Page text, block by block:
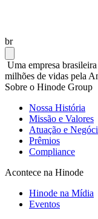
br
Uma empresa
milhões de vidas pela
Sobre o Hinode Group
Nossa História
Missão e Valores
Atuação e
Prêmios
Compliance
Acontece na Hinode
Hinode na Mídia
Eventos